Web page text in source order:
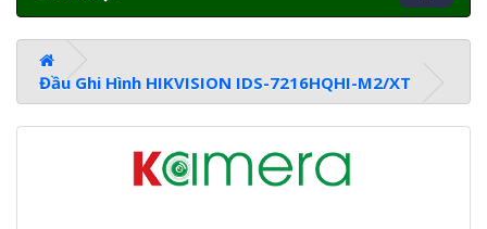
Đầu Ghi Hình HIKVISION IDS-7216HQHI-M2/XT